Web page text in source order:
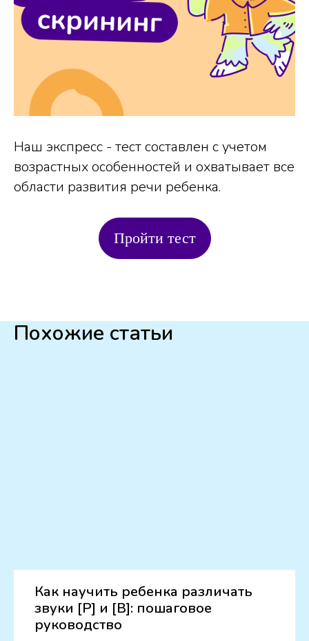
Наш экспресс - тест составлен с учетом
возрастных особенностей и охватывает все
области развития речи ребенка.
Пройти тест
Похожие статьи
Как научить ребенка различать
звуки [Р] и [В]: пошаговое
руководство